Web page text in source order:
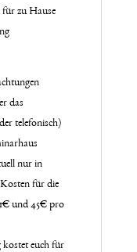
zu Hause
das
telefonisch)
nur in
für die
und 45€ pro
kostet euch für